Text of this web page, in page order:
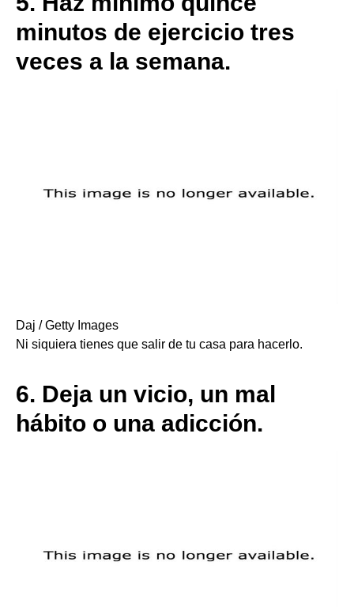
minutos de ejercicio tres
veces a la semana.
Daj / Getty Images
Ni siquiera tienes que salir de tu casa para hacerlo.
6. Deja un vicio, un mal
hábito o una adicción.